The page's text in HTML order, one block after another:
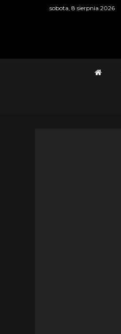
sobota, 8 sierpnia 2026